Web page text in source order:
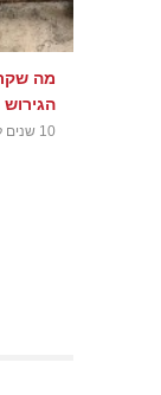
מה
10 שנים לפני